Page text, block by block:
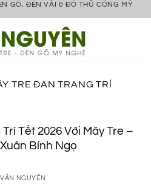
GỖ, ĐÈN VẢI & ĐỒ THỦ CÔNG MỸ
TRE ĐAN TRANG TRÍ
Tết 2026 Với Mây Tre –
Bính Ngọ
NGUYÊN